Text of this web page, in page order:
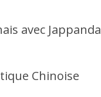
avec Jappanda
Chinoise